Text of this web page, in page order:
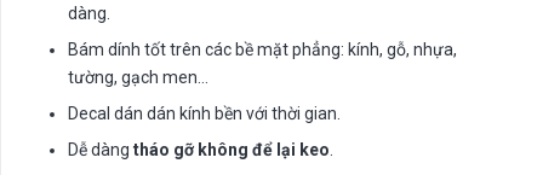
dàng.
Bám dính tốt trên các bề mặt phẳng: kính, gỗ, nhựa,
tường, gạch men…
Decal dán dán kính bền với thời gian.
Dễ dàng tháo gỡ không để lại keo.